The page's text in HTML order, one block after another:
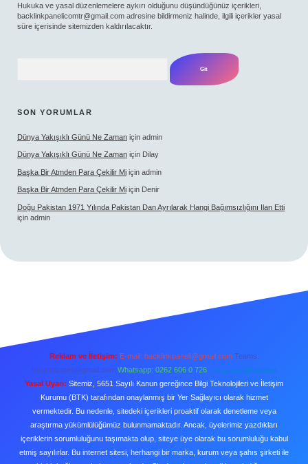
Hukuka ve yasal düzenlemelere aykırı olduğunu düşündüğünüz içerikleri,
backlinkpanelicomtr@gmail.com adresine bildirmeniz halinde, ilgili içerikler yasal
süre içerisinde sitemizden kaldırılacaktır.
SON YORUMLAR
Dünya Yakışıklı Günü Ne Zaman için admin
Dünya Yakışıklı Günü Ne Zaman için Dilay
Başka Bir Atmden Para Çekilir Mi için admin
Başka Bir Atmden Para Çekilir Mi için Denir
Doğu Pakistan 1971 Yılında Pakistan Dan Ayrılarak Hangi Bağımsızlığını Ilan Etti
için admin
Reklam ve İletişim: E-mail: backlinkpaneli@gmail.com Teams:
forumhizmeti@gmail.com Whatsapp: 0262 606 0 726 Telegram: @karabul
Yasal Uyarı: Sitemiz, 5651 Sayılı Kanun gereğince Bilgi Teknolojileri ve İletişim
Kurumu (BTK) tarafından onaylanmış bir Yer Sağlayıcı olarak hizmet
vermektedir. Bu nedenle, sitedeki içerikleri proaktif olarak denetleme veya
araştırma yükümlülüğümüz bulunmamaktadır. Ancak, üyelerimiz yazdıkları
içeriklerin sorumluluğunu taşımakta olup, siteye üye olarak bu sorumluluğu kabul
etmiş sayılırlar. Bu internet sitesi, herhangi bir marka, kurum veya şahıs şirketi ile